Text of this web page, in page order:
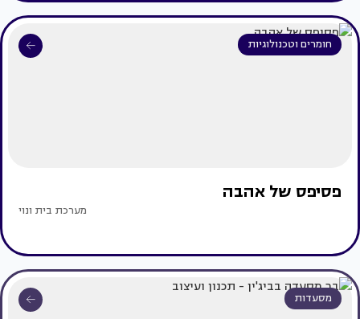
חומרים וטכנולוגיות
פסיפס של אהבה
מערכת בית ונוי
מסעדות